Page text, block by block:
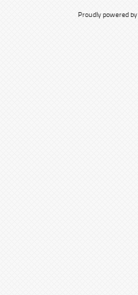
Proudly powered by